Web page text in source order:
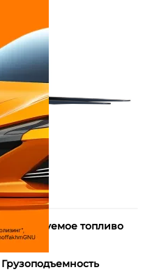
Используемое топливо
Электро
Грузоподъемность